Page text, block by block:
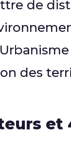
de
des
et